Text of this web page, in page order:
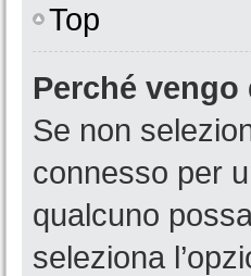
Top
Perché
Se non
connesso per
qualcuno
seleziona